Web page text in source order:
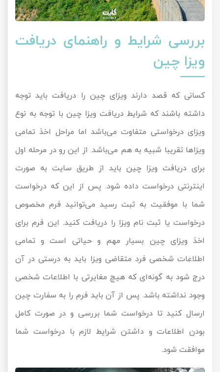
بررسی شرایط و راهنمای دریافت
ویزا چین
کسانی که قصد دارند ویزای چین را دریافت باید توجه
داشته باشند که شرایط دریافت ویزا چین با توجه به نوع
ویزای درخواستی متفاوت می‌باشد اما مراحل اخذ تمامی
ویزاها تقریبا شبیه به هم می‌باشد. از این رو در مرحله اول
برای دریافت ویزا چین باید از طریق سایت به صورت
اینترنتی درخواست داده شود. پس از این‌ که درخواست
شما با موفقیت به ثبت رسید می‌توانید فرم مخصوص
درخواست یا ثبت نام ویزا را دریافت کنید. این فرم برای
اخذ ویزای چین بسیار مهم و حیاتی است و تمامی
اطلاعات شخصی فرد متقاضی ویزا باید به درستی در آن
درج شود به گونه‌ای که هیچ مغایرتی با اطلاعات شخصی
وجود نداشته باشد. پس از آن باید فرم را به سفارت چین
ارسال کنید تا درخواست شما بررسی و در صورت کامل
بودن اطلاعات و داشتن شرایط لازم با درخواست شما
موافقت شود.